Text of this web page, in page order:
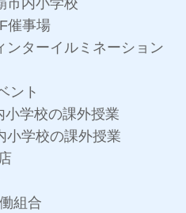
催事場
ンターイルミネーション
ント
小学校の課外授業
小学校の課外授業
組合